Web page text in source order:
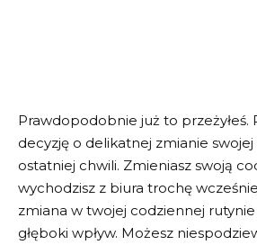
Prawdopodobnie już to przeżyłeś.
decyzję o delikatnej zmianie swojej
ostatniej chwili. Zmieniasz swoją
wychodzisz z biura trochę
zmiana w twojej codziennej
głęboki wpływ. Możesz